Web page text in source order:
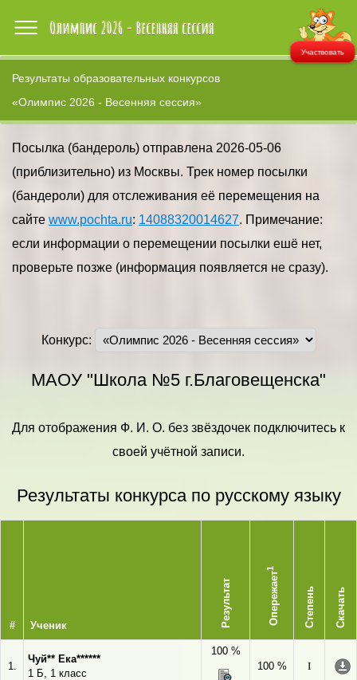
Участвовать
Результаты образовательных конкурсов
«Олимпис 2026 - Весенняя сессия»
Посылка (бандероль) отправлена 2026-05-06
(приблизительно) из Москвы. Трек номер посылки
(бандероли) для отслеживания её перемещения на
сайте www.pochta.ru: 14088320014627. Примечание:
если информации о перемещении посылки ешё нет,
проверьте позже (информация появляется не сразу).
Конкурс:
МАОУ "Школа №5 г.Благовещенска"
Для отображения Ф. И. О. без звёздочек подключитесь к
своей учётной записи.
Результаты конкурса по русскому языку
# Ученик Результат Опережает
1
Степень Скачать
1.
Чуй** Ека******
1 Б, 1 класс
100 %
100 %
I